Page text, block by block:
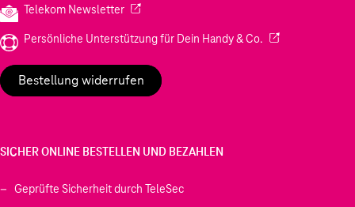
Telekom Newsletter(Wird in einem neuen Tab geöffnet)
Persönliche Unterstützung für Dein Handy & Co. (Wird in einem
Bestellung widerrufen
SICHER ONLINE BESTELLEN UND BEZAHLEN
Geprüfte Sicherheit durch TeleSec